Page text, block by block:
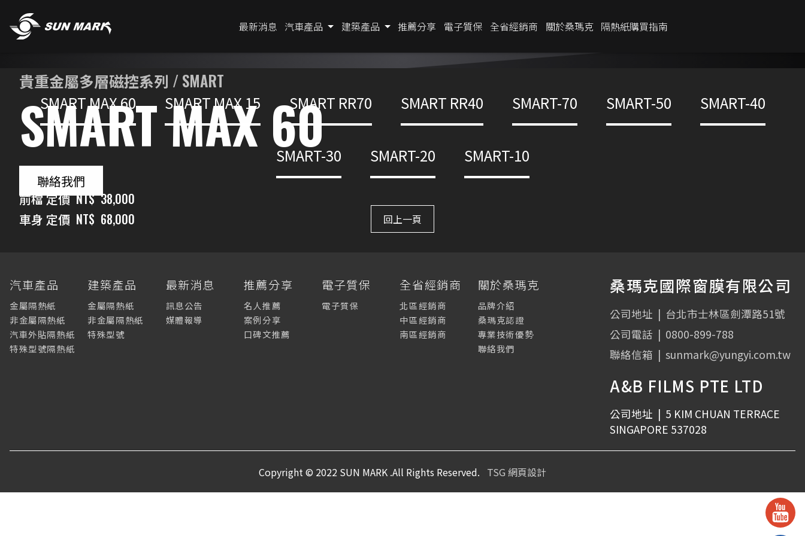
最新消息 汽車產品 建築產品 推薦分享 電子質保 全省經銷商 關於桑瑪克 隔熱紙購買指南
貴重金屬多層磁控系列 / SMART
SMART MAX 60
聯絡我們
前檔 定價 NT$ 38,000
車身 定價 NT$ 68,000
透光率
60%
SMART MAX 60 SMART MAX 15 SMART RR70 SMART RR40 SMART-70 SMART-50 SMART-40
SMART-30 SMART-20 SMART-10
回上一頁
桑瑪克國際窗膜有限公司
公司地址 | 台北市士林區劍潭路51號
公司電話 | 0800-899-788
聯絡信箱 | sunmark@yungyi.com.tw
A&B FILMS PTE LTD
公司地址 | 5 KIM CHUAN TERRACE
SINGAPORE 537028
汽車產品
金屬隔熱紙
非金屬隔熱紙
汽車外貼隔熱紙
特殊型號隔熱紙
建築產品
金屬隔熱紙
非金屬隔熱紙
特殊型號
最新消息
訊息公告
媒體報導
推薦分享
名人推薦
案例分享
口碑文推薦
電子質保
電子質保
全省經銷商
北區經銷商
中區經銷商
南區經銷商
關於桑瑪克
品牌介紹
桑瑪克認證
專業技術優勢
聯絡我們
Copyright © 2022 SUN MARK .All Rights Reserved. TSG 網頁設計